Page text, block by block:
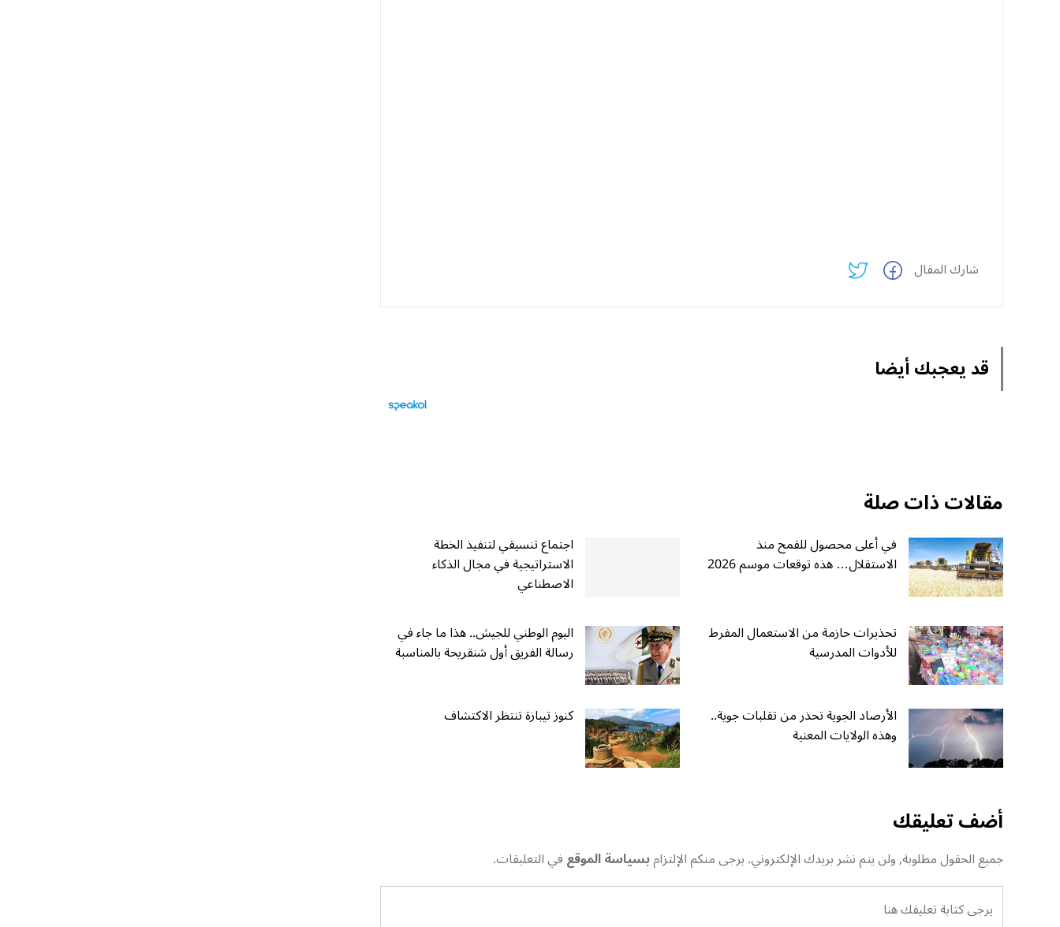
شارك المقال
قد يعجبك أيضا
مقالات ذات صلة
في أعلى محصول للقمح منذ
الاستقلال… هذه توقعات موسم 2026
اجتماع تنسيقي لتنفيذ الخطة
الاستراتيجية في مجال الذكاء
الاصطناعي
تحذيرات حازمة من الاستعمال المفرط
للأدوات المدرسية
اليوم الوطني للجيش.. هذا ما جاء في
رسالة الفريق أول شنقريحة بالمناسبة
الأرصاد الجوية تحذر من تقلبات جوية..
وهذه الولايات المعنية
كنوز تيبازة تنتظر الاكتشاف
أضف تعليقك
جميع الحقول مطلوبة, ولن يتم نشر بريدك الإلكتروني. يرجى منكم الإلتزامبسياسة الموقعفي التعليقات.